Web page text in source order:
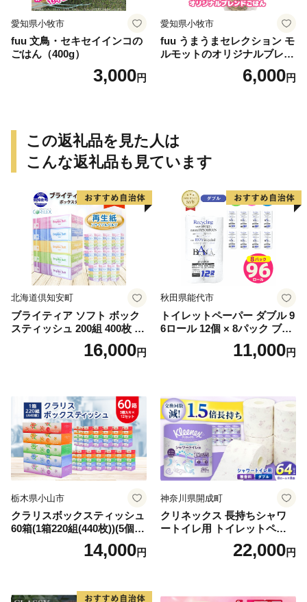
愛知県小牧市
fuu 文鳥・セキセイインコの
ごはん（400g）
3,000円
愛知県小牧市
fuu うまうまセレクション モ
ルモットのオリジナルブレン
6,000円
この返礼品を見た人は
こんな返礼品も見ています
北海道倶知安町
ブライティア ソフト ボック
スティッシュ 200組 400枚 60
箱 日本製 まとめ買い ティッ
シュ リサイクル 長持 防災 常
倶知安町 日用品
16,000円
秋田県能代市
トイレットペーパー ダブル 9
6ロール 12個 × 8パック ブラ
ンカ 再生紙 100％ 芯あり 日
用品 消耗品 無香料 生活用品
11,000円
栃木県小山市
クラリスボックスティッシュ
60箱(1箱220組(440枚))(5個入
り×12セット)【1256759】
14,000円
神奈川県開成町
クリネックス 長持ちシャワ
ートイレ用 トイレットペー
パー（ダブル）64ロール(8ロ
ール×8パック) 開成町 トイレ
蓄 防災 エコ 消耗品 生活雑貨
22,000円